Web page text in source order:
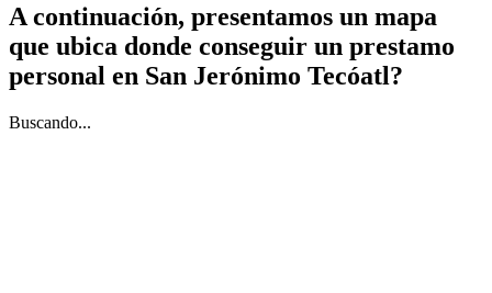
A continuación, presentamos un mapa
que ubica donde conseguir un prestamo
personal en San Jerónimo Tecóatl?
Buscando...